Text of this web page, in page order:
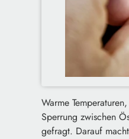
Warme
Sperrung zwischen
gefragt. Darauf